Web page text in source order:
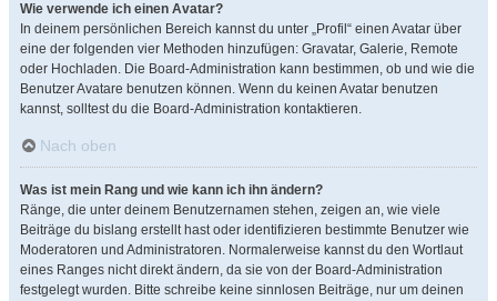
Wie verwende ich einen Avatar?
In deinem persönlichen Bereich kannst du unter „Profil“ einen Avatar über
eine der folgenden vier Methoden hinzufügen: Gravatar, Galerie, Remote
oder Hochladen. Die Board-Administration kann bestimmen, ob und wie die
Benutzer Avatare benutzen können. Wenn du keinen Avatar benutzen
kannst, solltest du die Board-Administration kontaktieren.
Nach oben
Was ist mein Rang und wie kann ich ihn ändern?
Ränge, die unter deinem Benutzernamen stehen, zeigen an, wie viele
Beiträge du bislang erstellt hast oder identifizieren bestimmte Benutzer wie
Moderatoren und Administratoren. Normalerweise kannst du den Wortlaut
eines Ranges nicht direkt ändern, da sie von der Board-Administration
festgelegt wurden. Bitte schreibe keine sinnlosen Beiträge, nur um deinen